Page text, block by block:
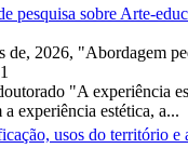
pesquisa sobre Arte-
2026, "Abordagem
"A experiência
experiência estética, a...
usos do território